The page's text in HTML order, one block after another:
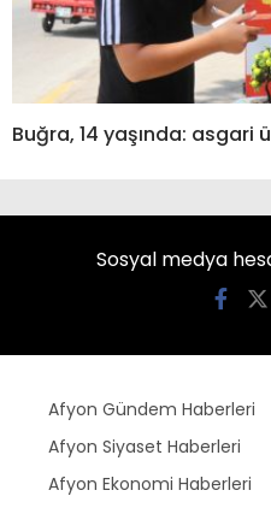
Buğra, 14 yaşında: asgari
Sosyal medya
Afyon Gündem Haberleri
Afyon Siyaset Haberleri
Afyon Ekonomi Haberleri